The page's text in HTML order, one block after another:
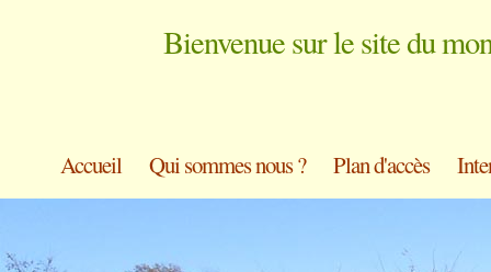
Bienvenue sur le site du
Accueil Qui sommes nous ? Plan d'accès